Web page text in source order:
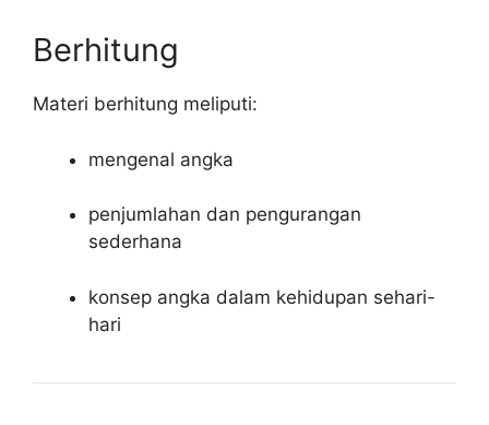
Berhitung
Materi berhitung meliputi:
mengenal angka
penjumlahan dan pengurangan
sederhana
konsep angka dalam kehidupan sehari-
hari